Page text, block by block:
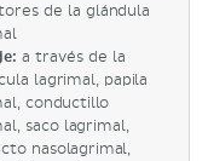
de la glándula
a través de la
lagrimal, papila
conductillo
saco lagrimal,
nasolagrimal,